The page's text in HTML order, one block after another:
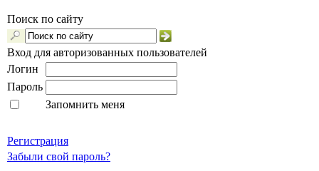
Поиск по сайту
Вход для авторизованных пользователей
Логин
Пароль
Запомнить меня
Регистрация
Забыли свой пароль?